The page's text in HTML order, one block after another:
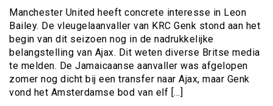
Manchester United heeft concrete interesse in Leon
Bailey. De vleugelaanvaller van KRC Genk stond aan het
begin van dit seizoen nog in de nadrukkelijke
belangstelling van Ajax. Dit weten diverse Britse media
te melden. De Jamaicaanse aanvaller was afgelopen
zomer nog dicht bij een transfer naar Ajax, maar Genk
vond het Amsterdamse bod van elf […]